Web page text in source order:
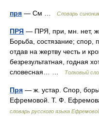
пря — См … Словарь
ПРЯ — ПРЯ, при, мн. нет,
Борьба, состязание; спор,
отдав на жертву честь и
безрезультатная, годная
словесная… …
Толковый
Пря — ж. устар. Спор,
Ефремовой. Т. Ф.
словарь русского языка